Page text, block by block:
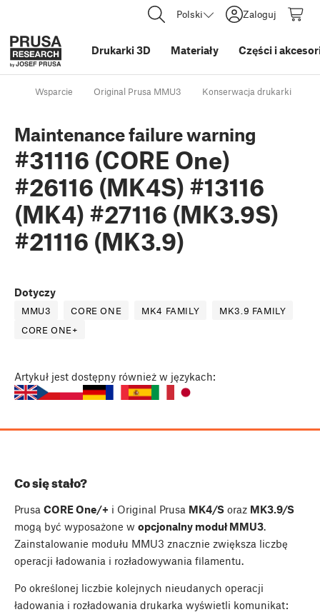
Polski Zaloguj
Drukarki 3D Materiały Części i
Wsparcie Original Prusa MMU3 Konserwacja drukarki
Maintenance failure warning
#31116 (CORE One)
#26116 (MK4S) #13116
(MK4) #27116 (MK3.9S)
#21116 (MK3.9)
Dotyczy
MMU3 CORE ONE MK4 FAMILY
MK3.9 FAMILY
CORE ONE+
Artykuł jest dostępny również w językach:
Co się stało?
Prusa CORE One/+ i Original Prusa MK4/S oraz MK3.9/S
mogą być wyposażone w opcjonalny moduł MMU3.
Zainstalowanie modułu MMU3 znacznie zwiększa liczbę
operacji ładowania i rozładowywania filamentu.
Po określonej liczbie kolejnych nieudanych operacji
ładowania i rozładowania drukarka wyświetli komunikat: